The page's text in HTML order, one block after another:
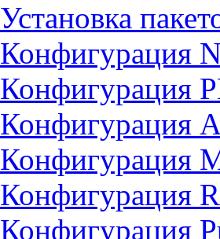
Установка
Конфигурация
Конфигурация
Конфигурация
Конфигурация
Конфигурация
Конфигурация